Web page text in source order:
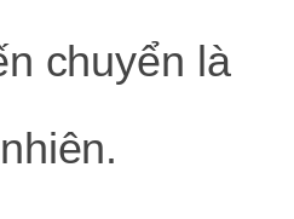
chuyển là